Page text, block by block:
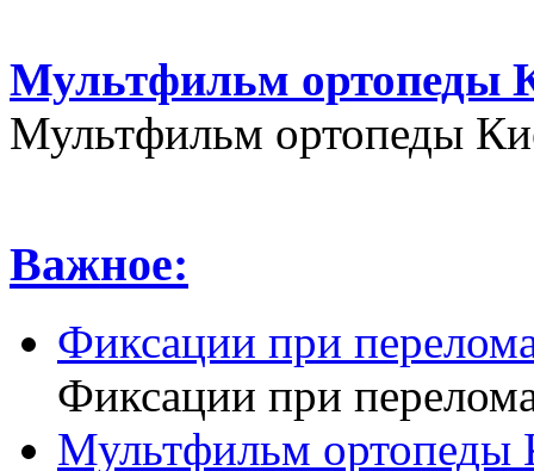
Мультфильм ортопеды
Мультфильм ортопеды
Важное:
Фиксации при
Фиксации при
Мультфильм ортопеды